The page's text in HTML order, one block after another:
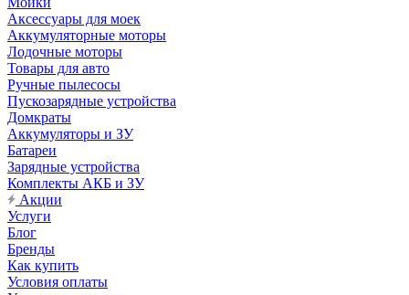
Аксессуары для моек
Аккумуляторные моторы
Лодочные моторы
Товары для авто
Ручные пылесосы
Пускозарядные устройства
Домкраты
Аккумуляторы и ЗУ
Батареи
Зарядные устройства
Комплекты АКБ и ЗУ
Акции
Услуги
Блог
Бренды
Как купить
Условия оплаты